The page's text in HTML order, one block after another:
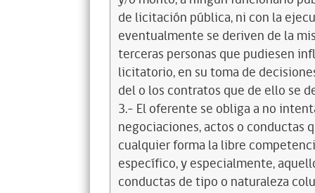
de licitación pública, ni con la
eventualmente se deriven de la
terceras personas que pudiesen
licitatorio, en su toma de
del o los contratos que de ello se
3.- El oferente se obliga a no
negociaciones, actos o conductas
cualquier forma la libre
específico, y especialmente,
conductas de tipo o naturaleza